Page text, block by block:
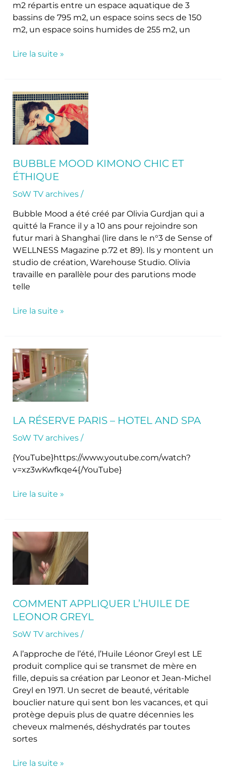
m2 répartis entre un espace aquatique de 3
bassins de 795 m2, un espace soins secs de 150
m2, un espace soins humides de 255 m2, un
Lire la suite »
BUBBLE MOOD KIMONO CHIC ET
ÉTHIQUE
SoW TV archives/
Bubble Mood a été créé par Olivia Gurdjan qui a
quitté la France il y a 10 ans pour rejoindre son
futur mari à Shanghaï (lire dans le n°3 de Sense of
WELLNESS Magazine p.72 et 89). Ils y montent un
studio de création, Warehouse Studio. Olivia
travaille en parallèle pour des parutions mode
telle
Bubble
Mood
Kimono
chic
et
éthique
Lire la suite »
LA RÉSERVE PARIS – HOTEL AND SPA
SoW TV archives/
{YouTube}https://www.youtube.com/watch?
v=xz3wKwfkqe4{/YouTube}
La
Réserve
Paris
–
Hotel
and
Spa
Lire la suite »
COMMENT APPLIQUER L’HUILE DE
LEONOR GREYL
SoW TV archives/
A l’approche de l’été, l’Huile Léonor Greyl est LE
produit complice qui se transmet de mère en
fille, depuis sa création par Leonor et Jean-Michel
Greyl en 1971. Un secret de beauté, véritable
bouclier nature qui sent bon les vacances, et qui
protège depuis plus de quatre décennies les
cheveux malmenés, déshydratés par toutes
sortes
Comment
appliquer
L’Huile
Leonor
Greyl
Lire la suite »